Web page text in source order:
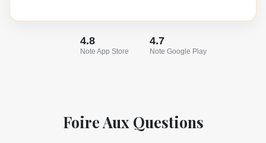
4.8
Note App Store
4.7
Note Google Play
Foire Aux Questions